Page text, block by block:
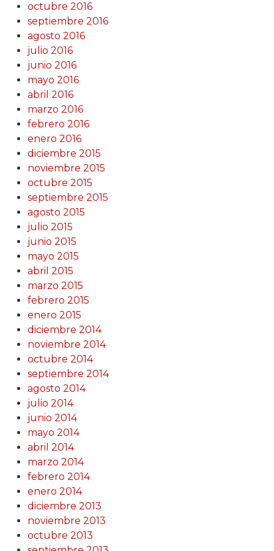
octubre 2016
septiembre 2016
agosto 2016
julio 2016
junio 2016
mayo 2016
abril 2016
marzo 2016
febrero 2016
enero 2016
diciembre 2015
noviembre 2015
octubre 2015
septiembre 2015
agosto 2015
julio 2015
junio 2015
mayo 2015
abril 2015
marzo 2015
febrero 2015
enero 2015
diciembre 2014
noviembre 2014
octubre 2014
septiembre 2014
agosto 2014
julio 2014
junio 2014
mayo 2014
abril 2014
marzo 2014
febrero 2014
enero 2014
diciembre 2013
noviembre 2013
octubre 2013